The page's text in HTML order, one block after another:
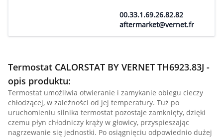
00.33.1.69.26.82.82
aftermarket@vernet.fr
Termostat CALORSTAT BY VERNET TH6923.83J -
opis produktu:
Termostat umożliwia otwieranie i zamykanie obiegu cieczy
chłodzącej, w zależności od jej temperatury. Tuż po
uruchomieniu silnika termostat pozostaje zamknięty, dzięki
czemu płyn chłodniczy krąży w głowicy, przyspieszając
nagrzewanie się jednostki. Po osiągnięciu odpowiednio dużej